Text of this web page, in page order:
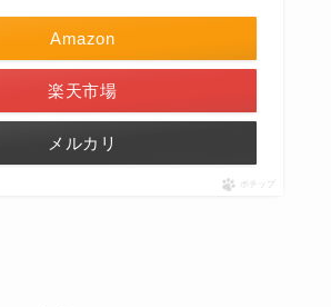
Amazon
楽天市場
メルカリ
ポチップ